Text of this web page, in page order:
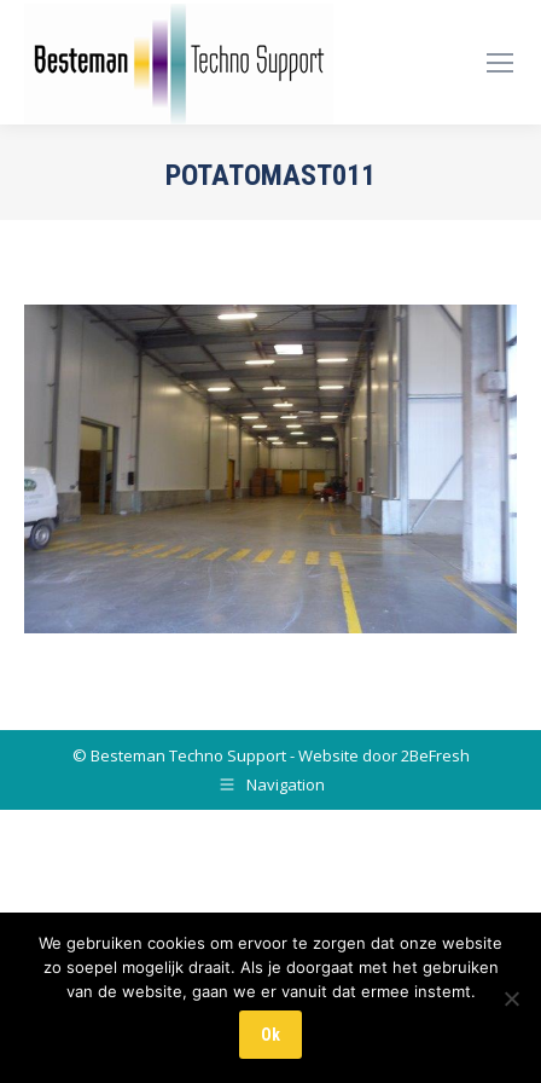
POTATOMAST011
© Besteman Techno Support - Website door 2BeFresh
Navigation
We gebruiken cookies om ervoor te zorgen dat onze website
zo soepel mogelijk draait. Als je doorgaat met het gebruiken
van de website, gaan we er vanuit dat ermee instemt.
Ok